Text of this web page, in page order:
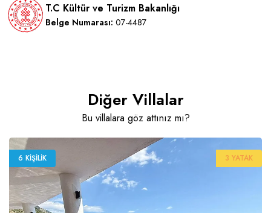
T.C Kültür ve Turizm Bakanlığı
Belge Numarası: 07-4487
Diğer Villalar
Bu villalara göz attınız mı?
6 KIŞILIK 3 YATAK